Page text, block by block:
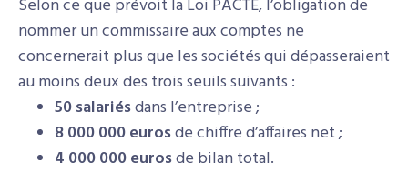
Selon ce que prévoit la Loi PACTE, l’obligation de
nommer un commissaire aux comptes ne
concernerait plus que les sociétés qui dépasseraient
au moins deux des trois seuils suivants :
50 salariésdans l’entreprise ;
8 000 000 eurosde chiffre d’affaires net ;
4 000 000 eurosde bilan total.